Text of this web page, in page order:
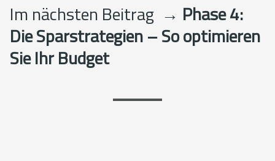
Im nächsten Beitrag → Phase 4:
Die Sparstrategien – So optimieren
Sie Ihr Budget